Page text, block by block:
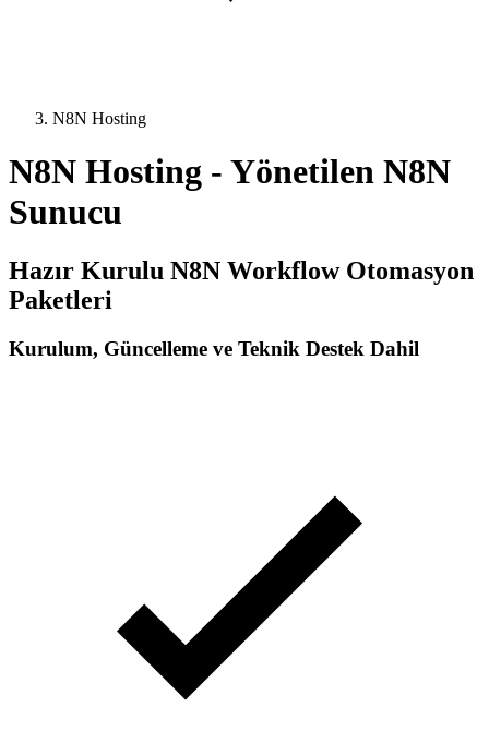
N8N Hosting
N8N Hosting - Yönetilen N8N
Sunucu
Hazır Kurulu N8N Workflow Otomasyon
Paketleri
Kurulum, Güncelleme ve Teknik Destek Dahil